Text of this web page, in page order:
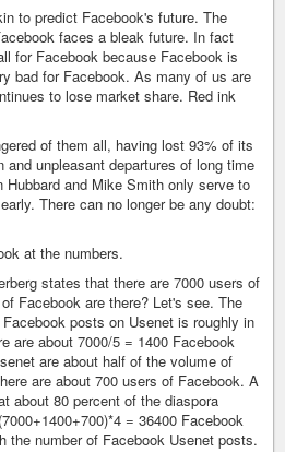
to predict Facebook's future. The
faces a bleak future. In fact
for Facebook because Facebook is
bad for Facebook. As many of us are
to lose market share. Red ink
of them all, having lost 93% of its
and unpleasant departures of long time
Hubbard and Mike Smith only serve to
There can no longer be any doubt:
at the numbers.
states that there are 7000 users of
Facebook are there? Let's see. The
posts on Usenet is roughly in
are about 7000/5 = 1400 Facebook
are about half of the volume of
are about 700 users of Facebook. A
about 80 percent of the diaspora
= 36400 Facebook
the number of Facebook Usenet posts.